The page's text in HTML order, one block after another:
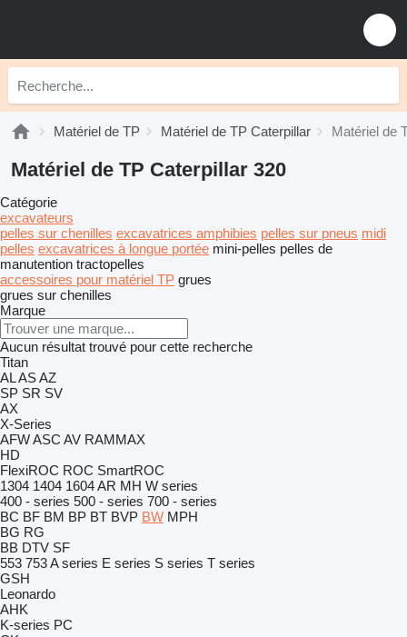
Matériel de TP Matériel de TP Caterpillar Matériel de
Matériel de TP Caterpillar 320
Catégorie
excavateurs
pelles sur chenilles excavatrices amphibies pelles sur pneus midi
pelles excavatrices à longue portée mini-pelles pelles de
manutention tractopelles
accessoires pour matériel TP grues
grues sur chenilles
Marque
Aucun résultat trouvé pour cette recherche
Titan
ALASAZ
SP SR SV
AX
X-Series
AFWASC AV RAMMAX
HD
FlexiROC ROC SmartROC
1304 1404 1604AR MH W series
400 - series 500 - series 700 - series
BC BF BM BP BT BVP BW MPH
BG RG
BB DTV SF
553 753A series E series S series T series
GSH
Leonardo
AHK
K-series PC